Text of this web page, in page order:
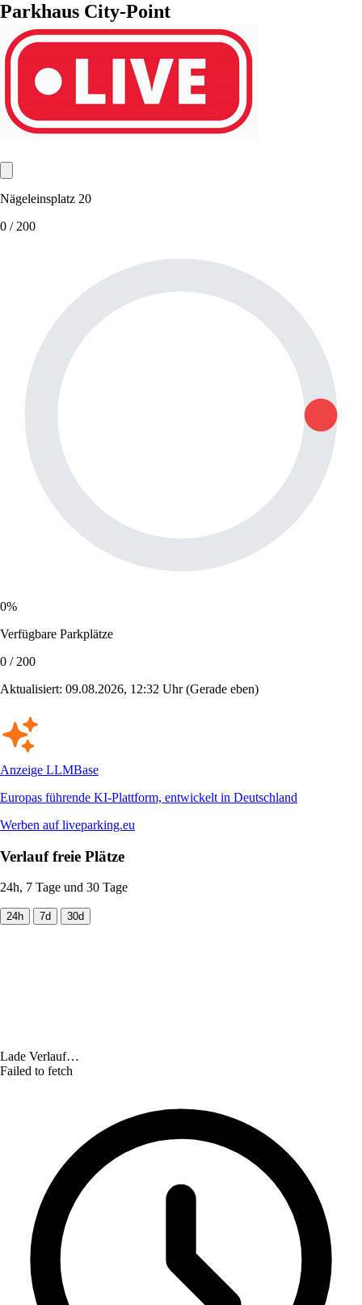
Parkhaus City-Point
Nägeleinsplatz 20
0 / 200
0%
Verfügbare Parkplätze
0 / 200
Aktualisiert: 09.08.2026, 12:32 Uhr(Gerade eben)
Anzeige LLMBase
Europas führende KI-Plattform, entwickelt in Deutschland
Werben auf liveparking.eu
Verlauf freie Plätze
24h, 7 Tage und 30 Tage
24h 7d 30d
Lade Verlauf…
Failed to fetch